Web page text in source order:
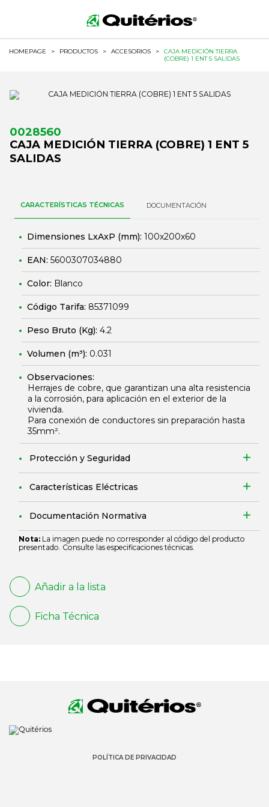
HOMEPAGE > PRODUCTOS > ACCESORIOS >
CAJA MEDICIÓN TIERRA
(COBRE) 1 ENT 5 SALIDAS
0028560
CAJA MEDICIÓN TIERRA (COBRE) 1 ENT 5
SALIDAS
CARACTERÍSTICAS TÉCNICAS DOCUMENTACIÓN
Dimensiones LxAxP (mm): 100x200x60
EAN: 5600307034880
Color: Blanco
Código Tarifa: 85371099
Peso Bruto (Kg): 4.2
Volumen (m³): 0.031
Observaciones:
Herrajes de cobre, que garantizan una alta resistencia
a la corrosión, para aplicación en el exterior de la
vivienda.
Para conexión de conductores sin preparación hasta
35mm².
Protección y Seguridad
Características Eléctricas
Documentación Normativa
Nota: La imagen puede no corresponder al código del producto
presentado. Consulte las especificaciones técnicas.
Añadir a la lista
Ficha Técnica
POLÍTICA DE PRIVACIDAD